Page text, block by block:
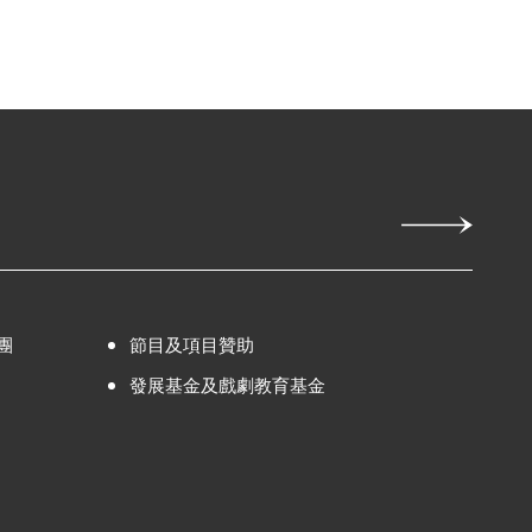
節目及項目贊助
發展基金及戲劇教育基金